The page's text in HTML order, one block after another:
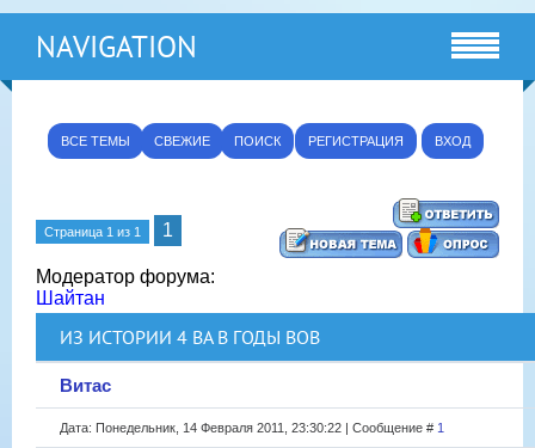
NAVIGATION
ВСЕ ТЕМЫ СВЕЖИЕ ПОИСК РЕГИСТРАЦИЯ ВХОД
Страница 1 из 1 1
Модератор форума:
Шайтан
ИЗ ИСТОРИИ 4 ВА В ГОДЫ ВОВ
Витас
Дата: Понедельник, 14 Февраля 2011, 23:30:22 | Сообщение # 1